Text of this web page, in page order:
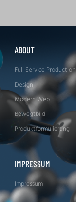
ABOUT
Full Service Production
Design
Modern Web
Bewegtbild
Produktformulierung
IMPRESSUM
Impressum